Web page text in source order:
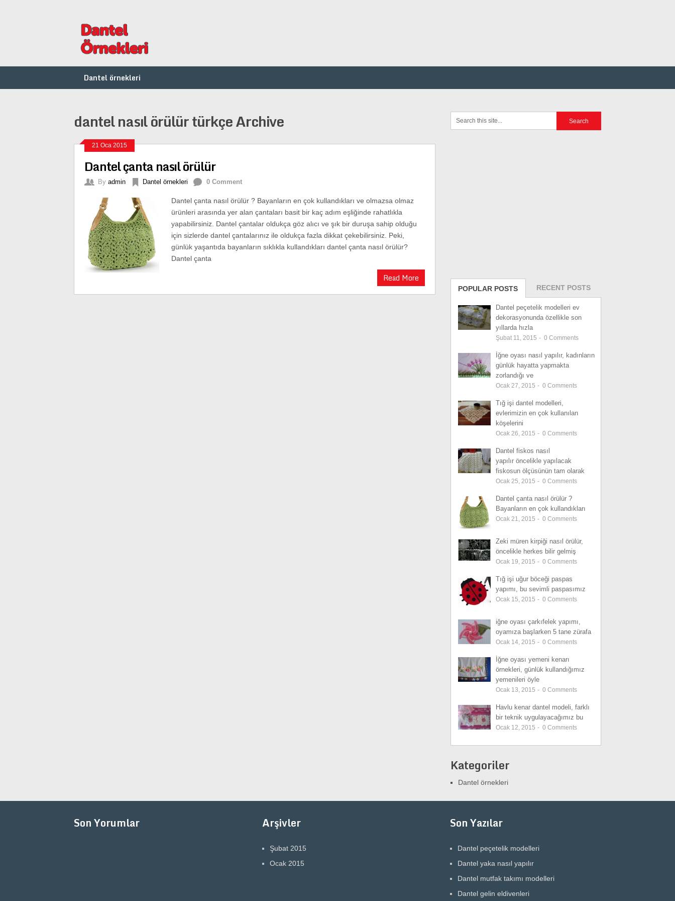
Dantel örnekleri
dantel nasıl örülür türkçe Archive
21 Oca 2015
Dantel çanta nasıl örülür
By admin Dantel örnekleri 0 Comment
Dantel çanta nasıl örülür ? Bayanların en çok kullandıkları ve olmazsa olmaz
ürünleri arasında yer alan çantaları basit bir kaç adım eşliğinde rahatlıkla
yapabilirsiniz. Dantel çantalar oldukça göz alıcı ve şık bir duruşa sahip olduğu
için sizlerde dantel çantalarınız ile oldukça fazla dikkat çekebilirsiniz. Peki,
günlük yaşantıda bayanların sıklıkla kullandıkları dantel çanta nasıl örülür?
Dantel çanta
Read More
POPULAR POSTS RECENT POSTS
Dantel peçetelik modelleri ev
dekorasyonunda özellikle son
yıllarda hızla
Şubat 11, 2015 - 0 Comments
İğne oyası nasıl yapılır, kadınların
günlük hayatta yapmakta
zorlandığı ve
Ocak 27, 2015 - 0 Comments
Tığ işi dantel modelleri,
evlerimizin en çok kullanılan
köşelerini
Ocak 26, 2015 - 0 Comments
Dantel fiskos nasıl
yapılır öncelikle yapılacak
fiskosun ölçüsünün tam olarak
Ocak 25, 2015 - 0 Comments
Dantel çanta nasıl örülür ?
Bayanların en çok kullandıkları
Ocak 21, 2015 - 0 Comments
Zeki müren kirpiği nasıl örülür,
öncelikle herkes bilir gelmiş
Ocak 19, 2015 - 0 Comments
Tığ işi uğur böceği paspas
yapımı, bu sevimli paspasımız
Ocak 15, 2015 - 0 Comments
iğne oyası çarkıfelek yapımı,
oyamıza başlarken 5 tane zürafa
Ocak 14, 2015 - 0 Comments
İğne oyası yemeni kenarı
örnekleri, günlük kullandığımız
yemenileri öyle
Ocak 13, 2015 - 0 Comments
Havlu kenar dantel modeli, farklı
bir teknik uygulayacağımız bu
Ocak 12, 2015 - 0 Comments
Kategoriler
Dantel örnekleri
Son Yorumlar Arşivler
Şubat 2015
Ocak 2015
Son Yazılar
Dantel peçetelik modelleri
Dantel yaka nasıl yapılır
Dantel mutfak takımı modelleri
Dantel gelin eldivenleri